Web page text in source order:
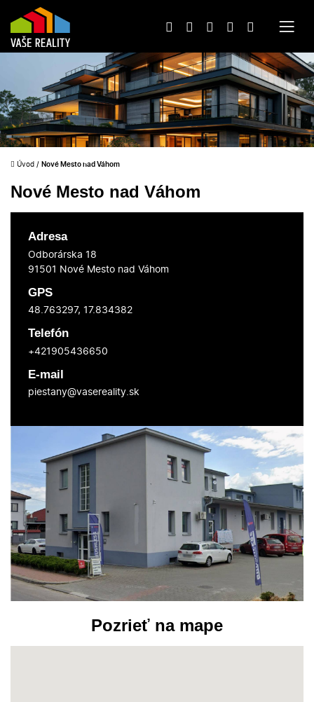
Úvod / Nové Mesto nad Váhom
Nové Mesto nad Váhom
Adresa
Odborárska 18
91501 Nové Mesto nad Váhom
GPS
48.763297, 17.834382
Telefón
+421905436650
E-mail
piestany@vasereality.sk
Pozrieť na mape